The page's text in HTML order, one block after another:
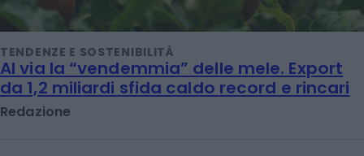
TENDENZE E SOSTENIBILITÀ
Al via la “vendemmia” delle mele. Export
da 1,2 miliardi sfida caldo record e rincari
Redazione